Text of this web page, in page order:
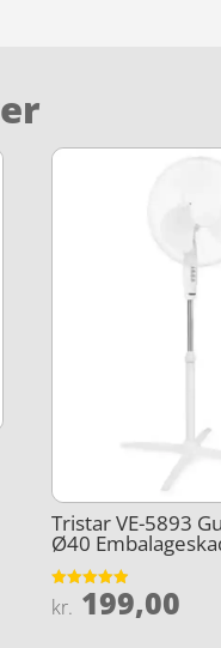
Tristar VE-5893
Ø40
Vurderet
4.9
kr. 199,00